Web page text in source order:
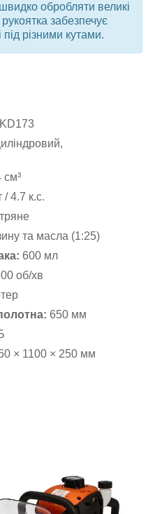
обробляти великі
забезпечує
під різними кутами.
см³
/ 4.7 к.с.
та масла (1:25)
600 мл
об/хв
650 мм
× 1100 × 250 мм